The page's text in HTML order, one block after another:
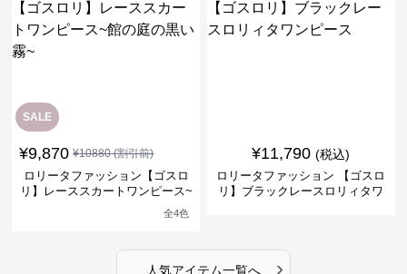
SALE
¥9,870 ¥10880(割引前)
ロリータファッション【ゴスロ
リ】レーススカートワンピース~
全4色
¥11,790 (税込)
ロリータファッション 【ゴスロ
リ】ブラックレースロリィタワ
人気アイテム一覧へ ›